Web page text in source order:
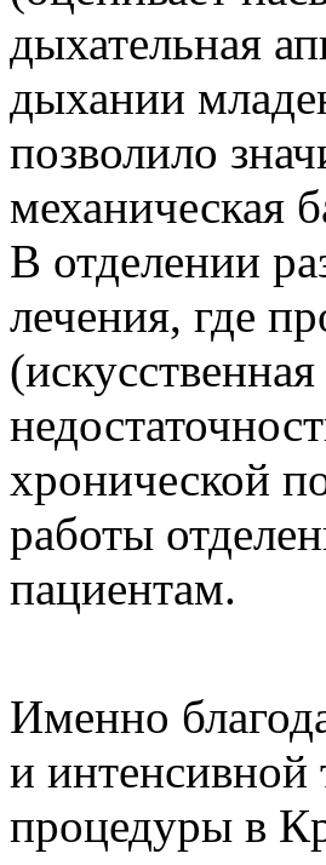
дыхательная
дыхании
позволило
механическая
В отделении
лечения, где
хронической
работы
пациентам.
Именно
и интенсивной
процедуры в